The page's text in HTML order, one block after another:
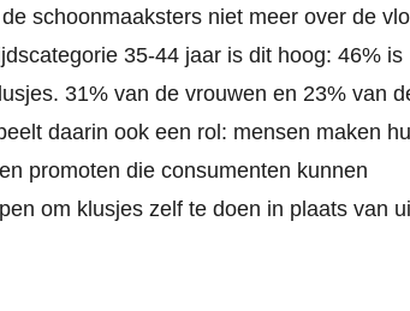
schoonmaaksters niet meer over de
35-44 jaar is dit hoog: 46% is
31% van de vrouwen en 23% van
daarin ook een rol: mensen maken
promoten die consumenten kunnen
om klusjes zelf te doen in plaats van